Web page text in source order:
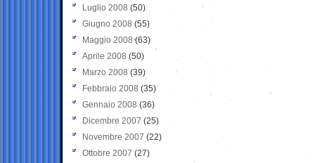
Luglio 2008 (50)
Giugno 2008 (55)
Maggio 2008(63)
Aprile 2008 (50)
Marzo 2008 (39)
Febbraio 2008 (35)
Gennaio 2008 (36)
Dicembre 2007 (25)
Novembre 2007 (22)
Ottobre 2007 (27)